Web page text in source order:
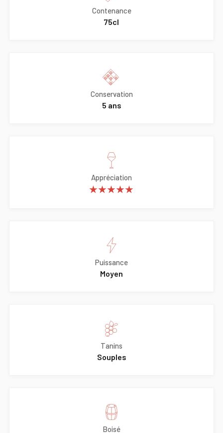
Contenance
75cl
Conservation
5 ans
Appréciation
★★★★★
Puissance
Moyen
Tanins
Souples
Boisé